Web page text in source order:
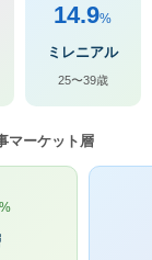
14.9%
ミレニアル
25〜39歳
マーケット層
%